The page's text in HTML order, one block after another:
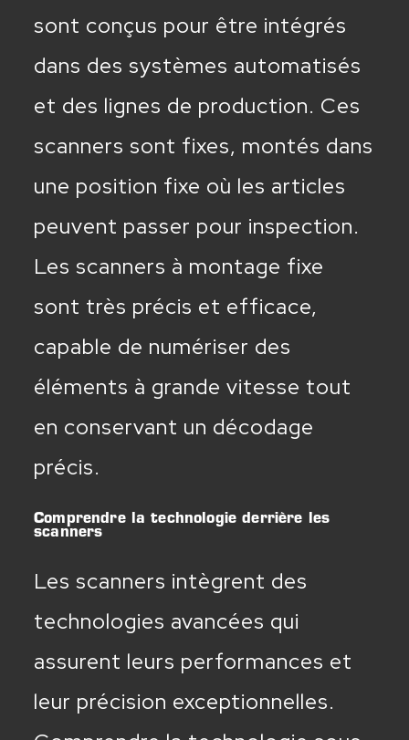
sont conçus pour être intégrés
dans des systèmes automatisés
et des lignes de production. Ces
scanners sont fixes, montés dans
une position fixe où les articles
peuvent passer pour inspection.
Les scanners à montage fixe
sont très précis et efficace,
capable de numériser des
éléments à grande vitesse tout
en conservant un décodage
précis.
Comprendre la technologie derrière les
scanners
Les scanners intègrent des
technologies avancées qui
assurent leurs performances et
leur précision exceptionnelles.